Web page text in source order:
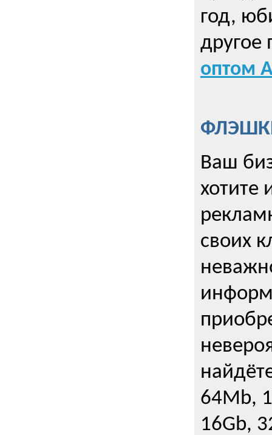
год,
другое
оптом
Ваш
хотите
своих
64Mb,
16Gb,